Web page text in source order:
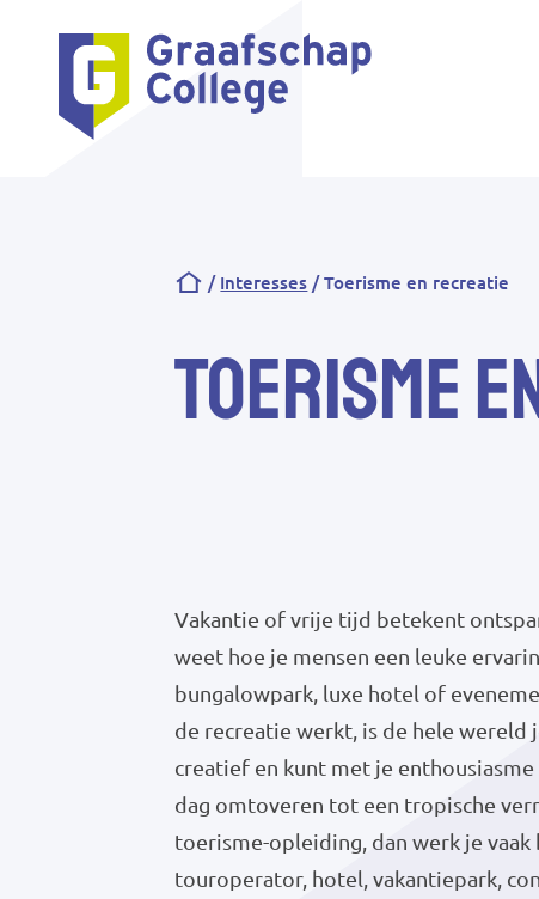
Kruimelpad
Interesses Toerisme en recreatie
Toerisme
Vakantie of vrije tijd betekent
weet hoe je mensen een leuke
bungalowpark, luxe hotel of
de recreatie werkt, is de hele wereld
creatief en kunt met je
dag omtoveren tot een tropische
toerisme-opleiding, dan werk je vaak
touroperator, hotel, vakantiepark,